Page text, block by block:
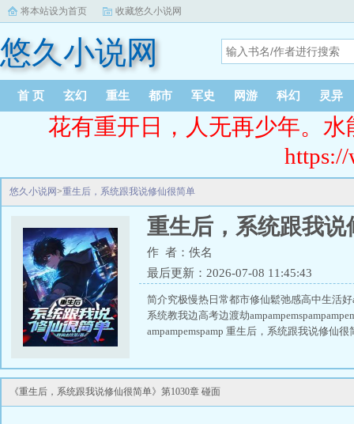
将本站设为首页 收藏悠久小说网
悠久小说网
首 页 玄幻 重生 都市 军史 网游 科幻 灵异
花有重开日，人无再少年。
悠久小说网>重生后，系统跟我说修仙很简单
重生后，系统跟我说
作 者：佚名
最后更新：2026-07-08 11:45:43
简介究极慢热日常都市修仙鬆弛感高中生活
系统教我边高考边渡劫
ampampemspamp 重生后，系统跟我说修仙
《重生后，系统跟我说修仙很简单》第1030章 碰面